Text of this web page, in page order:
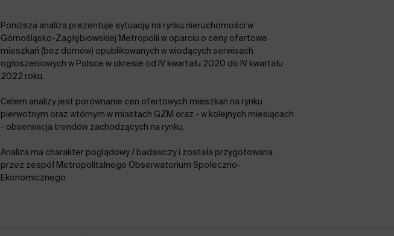
Poniższa analiza prezentuje sytuację na rynku nieruchomości w
Górnośląsko-Zagłębiowskiej Metropolii w oparciu o ceny ofertowe
mieszkań (bez domów) opublikowanych w wiodących serwisach
ogłoszeniowych w Polsce w okresie od IV kwartału 2020 do IV kwartału
2022 roku.
Celem analizy jest porównanie cen ofertowych mieszkań na rynku
pierwotnym oraz wtórnym w miastach GZM oraz - w kolejnych miesiącach
- obserwacja trendów zachodzących na rynku.
Analiza ma charakter poglądowy / badawczy i została przygotowana
przez zespół Metropolitalnego Obserwatorium Społeczno-
Ekonomicznego.